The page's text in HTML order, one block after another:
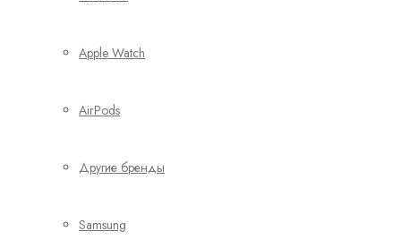
Apple Watch
AirPods
Другие бренды
Samsung